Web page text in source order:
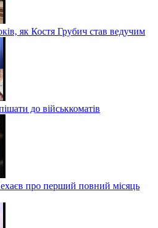
як Костя Грубич став ведучим
до військкоматів
про перший повний місяць